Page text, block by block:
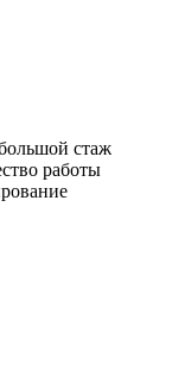
стаж
работы